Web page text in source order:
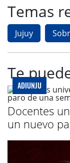
Temas
Jujuy
Te
ADIUNJU
Docentes
un nuevo